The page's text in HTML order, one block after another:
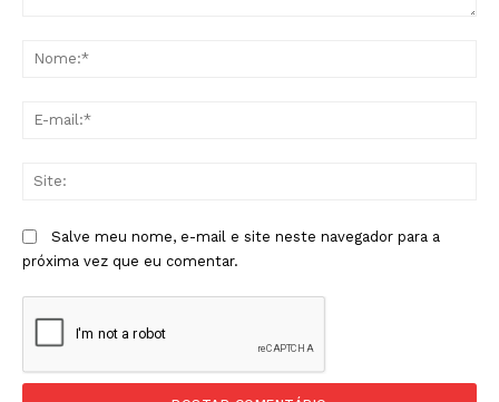
Salve meu nome, e-mail e site neste navegador para a
próxima vez que eu comentar.